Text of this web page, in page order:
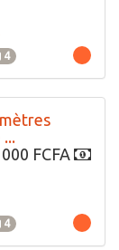
4
FCFA
4